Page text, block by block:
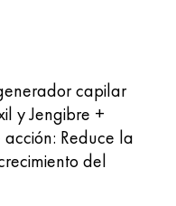
capilar
y Jengibre +
Reduce la
del